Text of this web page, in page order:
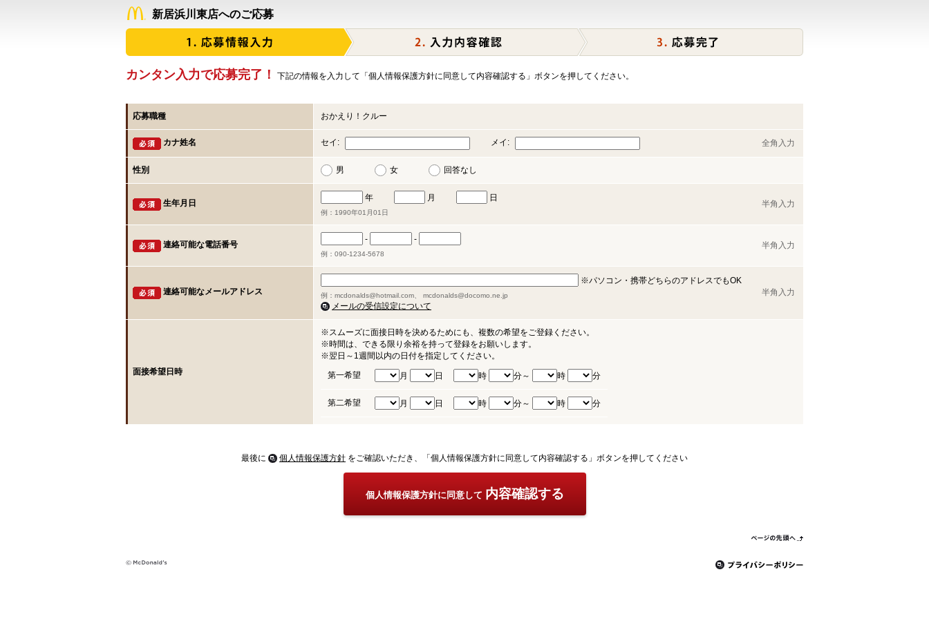
新居浜川東店へのご応募
カンタン入力で応募完了！ 下記の情報を入力して「個人情報保護方針に同意して内容確認する」ボタンを押してください。
応募職種 おかえり！クルー
カナ姓名 セイ: メイ: 全角入力
性別 男 女 回答なし
生年月日
年 月 日
例：1990年01月01日
半角入力
連絡可能な電話番号
- -
例：090-1234-5678
半角入力
連絡可能なメールアドレス
※パソコン・携帯どちらのアドレスでもOK
例：mcdonalds@hotmail.com、 mcdonalds@docomo.ne.jp
メールの受信設定について
半角入力
面接希望日時
※スムーズに面接日時を決めるためにも、複数の希望をご登録ください。
※時間は、できる限り余裕を持って登録をお願いします。
※翌日～1週間以内の日付を指定してください。
第一希望
月 日 時 分～ 時 分
第二希望 月 日 時 分～ 時 分
最後に 個人情報保護方針 をご確認いただき、「個人情報保護方針に同意して内容確認する」ボタンを押してください
個人情報保護方針に同意して 内容確認する